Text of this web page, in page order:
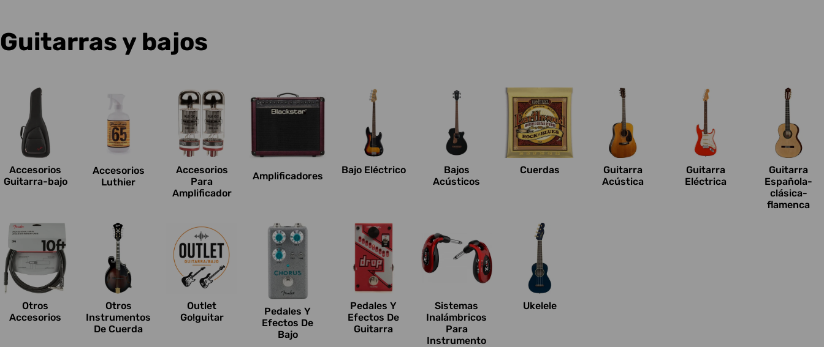
C
c
c
o
n
e
Guitarras y bajos
Accesorios
Guitarra-bajo
Accesorios
Luthier
Accesorios
Para
Amplificador
Amplificadores
Bajo Eléctrico
Bajos
Acústicos
Cuerdas
Guitarra
Acústica
Guitarra
Eléctrica
Guitarra
Española-
clásica-
flamenca
Otros
Accesorios
Otros
Instrumentos
De Cuerda
Outlet
Go!guitar
Pedales Y
Efectos De
Bajo
Pedales Y
Efectos De
Guitarra
Sistemas
Inalámbricos
Para
Instrumento
Ukelele